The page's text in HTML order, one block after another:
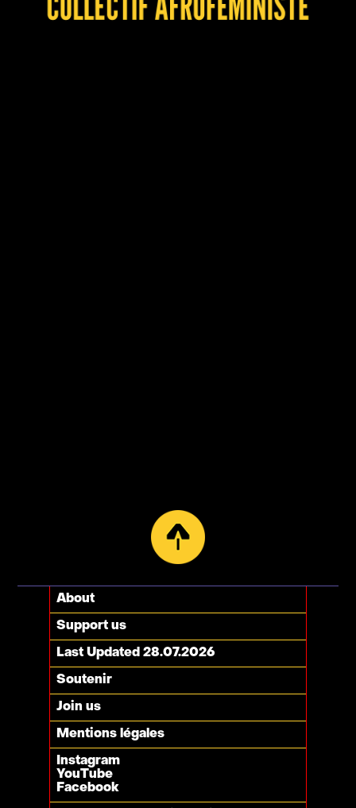
About
Support us
Soutenir
Last Updated 28.07.2026
Instagram
YouTube
Facebook
Join us
Mentions légales